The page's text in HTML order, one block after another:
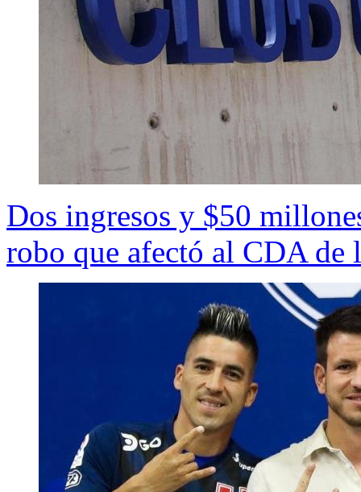
Dos ingresos y $50
robo que afectó al CDA